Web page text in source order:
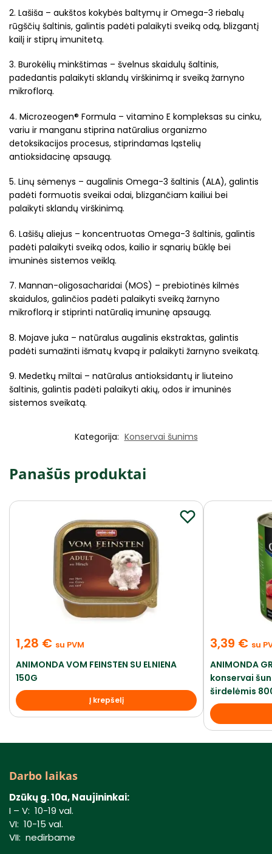
2. Lašiša – aukštos kokybės baltymų ir Omega-3 riebalų
rūgščių šaltinis, galintis padėti palaikyti sveiką odą, blizgantį
kailį ir stiprų imunitetą.
3. Burokėlių minkštimas – švelnus skaidulų šaltinis,
padedantis palaikyti sklandų virškinimą ir sveiką žarnyno
mikroflorą.
4. Microzeogen® Formula – vitamino E kompleksas su cinku,
variu ir manganu stiprina natūralius organizmo
detoksikacijos procesus, stiprindamas ląstelių
antioksidacinę apsaugą.
5. Linų sėmenys – augalinis Omega-3 šaltinis (ALA), galintis
padėti formuotis sveikai odai, blizgančiam kailiui bei
palaikyti sklandų virškinimą.
6. Lašišų aliejus – koncentruotas Omega-3 šaltinis, galintis
padėti palaikyti sveiką odos, kailio ir sąnarių būklę bei
imuninės sistemos veiklą.
7. Mannan-oligosacharidai (MOS) – prebiotinės kilmės
skaidulos, galinčios padėti palaikyti sveiką žarnyno
mikroflorą ir stiprinti natūralią imuninę apsaugą.
8. Mojave juka – natūralus augalinis ekstraktas, galintis
padėti sumažinti išmatų kvapą ir palaikyti žarnyno sveikatą.
9. Medetkų miltai – natūralus antioksidantų ir liuteino
šaltinis, galintis padėti palaikyti akių, odos ir imuninės
sistemos sveikatą.
Kategorija: Konservai šunims
Panašūs produktai
1,28 € su PVM
ANIMONDA VOM FEINSTEN SU ELNIENA
150G
Į krepšelį
3,39 € su
ANIMONDA
konservai
širdelėmis
Darbo laikas
Dzūkų g. 10a, Naujininkai:
I – V: 10-19 val.
VI: 10-15 val.
VII: nedirbame